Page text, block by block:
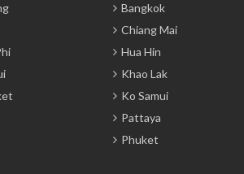
Bangkok
Chiang Mai
Hua Hin
Khao Lak
Ko Samui
Pattaya
Phuket